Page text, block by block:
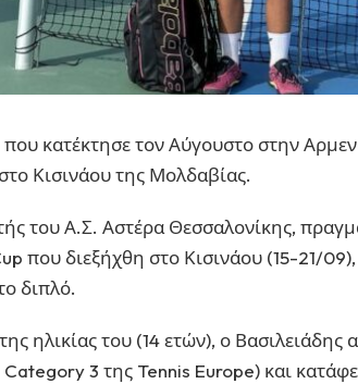
κατέκτησε τον Αύγουστο στην
Κισινάου της Μολδαβίας.
του Α.Σ. Αστέρα Θεσσαλονίκης,
που διεξήχθη στο Κισινάου (15-21/
διπλό.
ηλικίας του (14 ετών), ο Βασιλειάδης
Category 3 της Tennis Europe) και